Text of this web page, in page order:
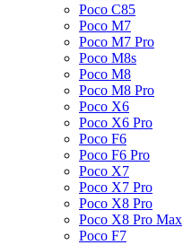
Poco C85
Poco M7
Poco M7 Pro
Poco M8s
Poco M8
Poco M8 Pro
Poco X6
Poco X6 Pro
Poco F6
Poco F6 Pro
Poco X7
Poco X7 Pro
Poco X8 Pro
Poco X8 Pro Max
Poco F7